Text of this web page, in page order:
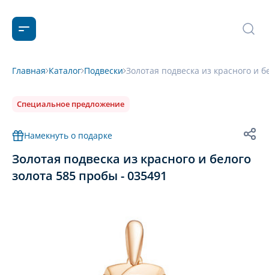
Главная Каталог Подвески Золотая подвеска из красного и
Специальное предложение
Намекнуть о подарке
Золотая подвеска из красного и белого
золота 585 пробы - 035491